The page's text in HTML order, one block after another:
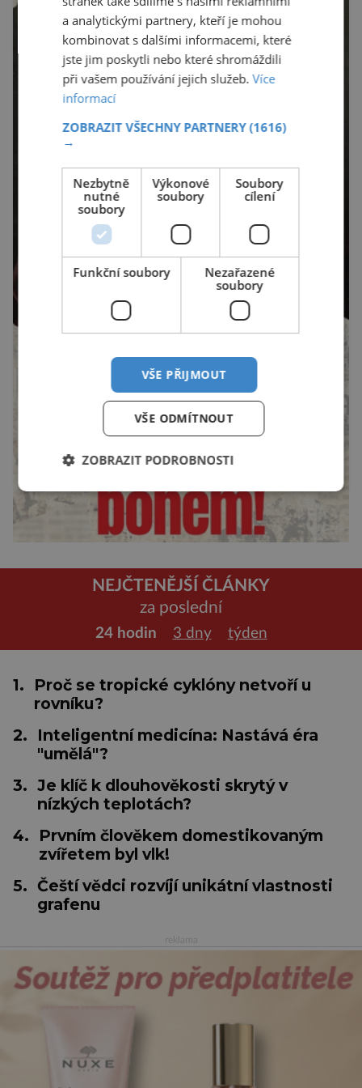
NEJČTENĚJŠÍ ČLÁNKY
za poslední
24 hodin 3 dny týden
1.
Proč se tropické cyklóny netvoří u
rovníku?
2.
Inteligentní medicína: Nastává éra
"umělá"?
3. Je klíč k dlouhověkosti skrytý v
nízkých teplotách?
4.
Prvním člověkem domestikovaným
zvířetem byl vlk!
5. Čeští vědci rozvíjí unikátní vlastnosti
grafenu
a analytickými partnery, kteří je mohou
kombinovat s dalšími informacemi, které
jste jim poskytli nebo které shromáždili
při vašem používání jejich služeb.Více
informací
ZOBRAZIT VŠECHNY PARTNERY(1616)
→
Nezbytně
nutné
soubory
Výkonové
soubory
Soubory
cílení
Funkční soubory
Nezařazené
soubory
VŠE PŘIJMOUT
VŠE ODMÍTNOUT
ZOBRAZIT PODROBNOSTI